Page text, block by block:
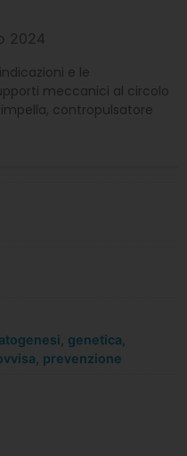
2024
e le
meccanici al circolo
contropulsatore
genetica
prevenzione